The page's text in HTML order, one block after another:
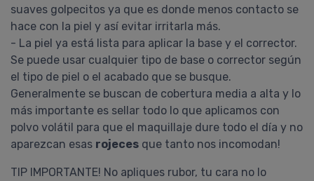
suaves golpecitos ya que es donde menos contacto se
hace con la piel y así evitar irritarla más.
- La piel ya está lista para aplicar la base y el corrector.
Se puede usar cualquier tipo de base o corrector según
el tipo de piel o el acabado que se busque.
Generalmente se buscan de cobertura media a alta y lo
más importante es sellar todo lo que aplicamos con
polvo volátil para que el maquillaje dure todo el día y no
aparezcan esas rojeces que tanto nos incomodan!
TIP IMPORTANTE! No apliques rubor, tu cara no lo
BIODERMA
Pedido # 694462